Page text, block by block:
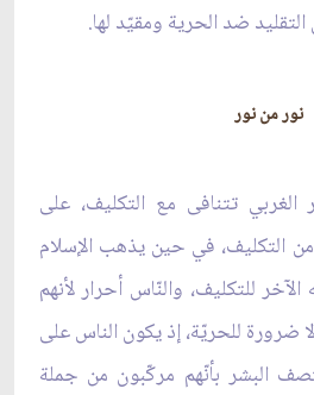
ضد الحرية ومقيّد لها.
نور من نور
تتنافى مع التكليف، على
من التكليف، في حين يذهب الإسلام
للتكليف، والنّاس أحرار لأنهم
ضرورة للحريّة، إذ يكون الناس على
يتصف البشر بأنّهم مركّبون من جملة